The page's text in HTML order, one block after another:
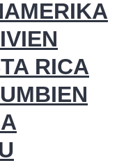
RICA